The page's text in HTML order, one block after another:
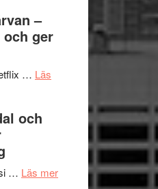
humoristisk
och
hjärtevarm
Festival
genrens
vidsträckta
–
och ger
… Läs
och
… Läs merom